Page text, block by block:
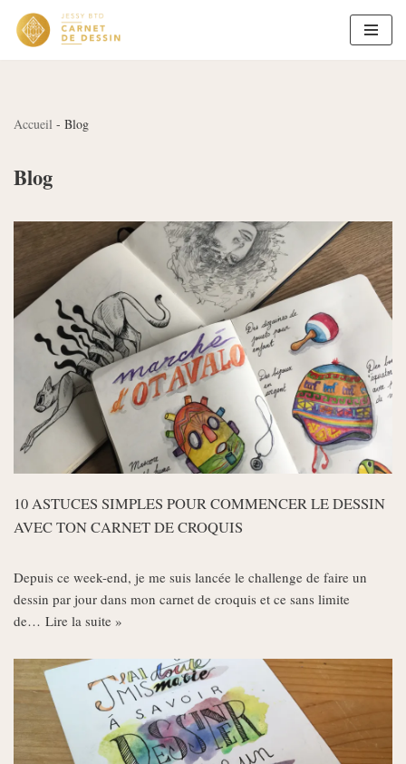
Aller
Accueil - Blog
Blog
10 ASTUCES SIMPLES POUR COMMENCER LE DESSIN
AVEC TON CARNET DE CROQUIS
Depuis ce week-end, je me suis lancée le challenge de faire un
dessin par jour dans mon carnet de croquis et ce sans limite
de… Lire la suite »